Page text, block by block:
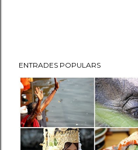
ENTRADES POPULARS